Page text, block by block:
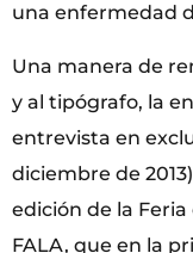
una enfermedad
Una manera de
y al tipógrafo, la
entrevista en
diciembre de
edición de la
FALA, que en la